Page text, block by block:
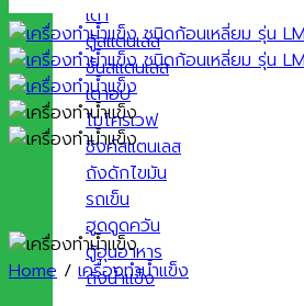
เตา
ตู้สแตนเลส
ชั้นสแตนเลส
เตาอบ
ไมโครเวฟ
ซิงค์สแตนเลส
ถังดักไขมัน
รถเข็น
ฮูดดูดควัน
ตู้อุ่นอาหาร
ถังน้ำแข็ง
Home / เครื่องทำน้ำแข็ง